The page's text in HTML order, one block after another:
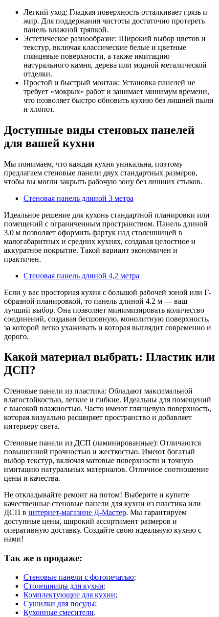
Легкий уход: Гладкая поверхность отталкивает грязь и
жир. Для поддержания чистоты достаточно протереть
панель влажной тряпкой.
Эстетическое разнообразие: Широкий выбор цветов и
текстур, включая классические белые и цветные
глянцевые поверхности, а также имитацию
натурального камня, дерева или модной металической
отделки.
Простой и быстрый монтаж: Установка панелей не
требует «мокрых» работ и занимает минимум времени,
что позволяет быстро обновить кухню без лишней пыли
и хлопот.
Доступные виды стеновых панелей
для вашей кухни
Мы понимаем, что каждая кухня уникальна, поэтому
предлагаем стеновые панели двух стандартных размеров,
чтобы вы могли закрыть рабочую зону без лишних стыков.
Стеновая панель длиной 3 метра
Идеальное решение для кухонь стандартной планировки или
помещений с ограниченным пространством. Панель длиной
3.0 м позволяет оформить фартук над столешницей в
малогабаритных и средних кухнях, создавая целостное и
аккуратное покрытие. Такой вариант экономичен и
практичен.
Стеновая панель длиной 4,2 метра
Если у вас просторная кухня с большой рабочей зоной или Г-
образной планировкой, то панель длиной 4.2 м — ваш
лучший выбор. Она позволяет минимизировать количество
соединений, создавая бесшовную, монолитную поверхность,
за которой легко ухаживать и которая выглядит современно и
дорого.
Какой материал выбрать: Пластик или
ДСП?
Стеновые панели из пластика: Обладают максимальной
влагостойкостью, легкие и гибкие. Идеальны для помещений
с высокой влажностью. Часто имеют глянцевую поверхность,
которая визуально расширяет пространство и добавляет
интерьеру света.
Стеновые панели из ДСП (ламинированные): Отличаются
повышенной прочностью и жесткостью. Имеют богатый
выбор текстур, включая матовые поверхности и точную
имитацию натуральных материалов. Отличное соотношение
цены и качества.
Не откладывайте ремонт на потом! Выберите и купите
качественные стеновые панели для кухни из пластика или
ДСП в интернет-магазине Д-Мастер. Мы гарантируем
доступные цены, широкий ассортимент размеров и
оперативную доставку. Создайте свою идеальную кухню с
нами!
Так же в продаже:
Стеновые панели с фотопечатью;
Столешницы для кухни;
Комплектующие для кухни;
Сушилки для посуды;
Кухонные смесители.